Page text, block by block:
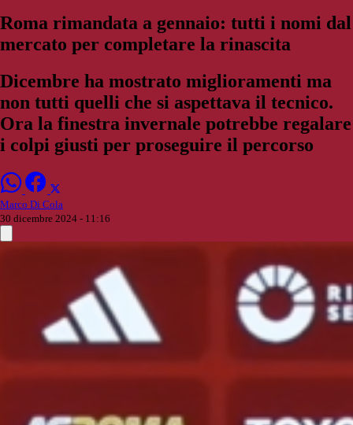
Roma rimandata a gennaio: tutti i nomi dal
mercato per completare la rinascita
Dicembre ha mostrato miglioramenti ma
non tutti quelli che si aspettava il tecnico.
Ora la finestra invernale potrebbe regalare
i colpi giusti per proseguire il percorso
Marco Di Cola
30 dicembre 2024 - 11:16